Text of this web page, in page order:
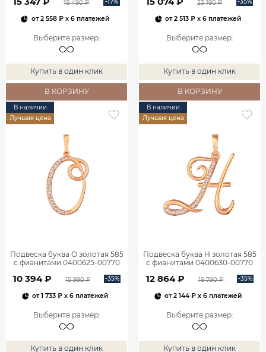
18 490 ₽ -17%
от2 558 ₽x 6 платежей
Выберите размер:
Купить в один клик
В КОРЗИНУ
23 190 ₽ -35%
от2 513 ₽ x 6 платежей
Выберите размер:
Купить в один клик
В КОРЗИНУ
В наличии
Лучшая цена
Подвеска буква О золотая 585
с фианитами 0400625-00770
10 394 ₽ 15 990 ₽ -35%
от1 733 ₽ x 6 платежей
Выберите размер:
Купить в один клик
В наличии
Лучшая цена
Подвеска буква Н золотая 585
с фианитами 0400630-00770
12 864 ₽ 19 790 ₽ -35%
от2 144 ₽ x 6 платежей
Выберите размер:
Купить в один клик